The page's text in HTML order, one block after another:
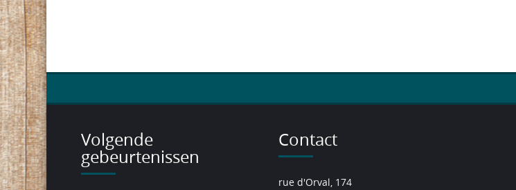
Volgende
gebeurtenissen
Contact
rue d'Orval, 174